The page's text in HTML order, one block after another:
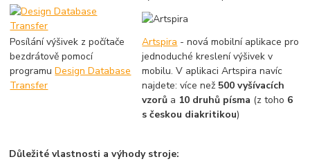
Posílání výšivek z počítače
bezdrátově pomocí
programuDesign Database
Transfer
Artspira - nová mobilní aplikace pro
jednoduché kreslení výšivek v
mobilu. V aplikaci Artspira navíc
najdete: více než 500 vyšívacích
vzorů a 10 druhů písma (z toho 6
s českou diakritikou)
Důležité vlastnosti a výhody stroje: